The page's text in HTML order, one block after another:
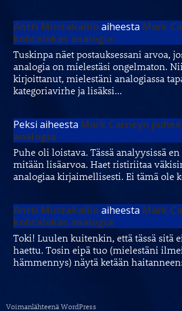
Antti Mustakallioaiheesta Mark
kohtalokas analogia
Tuskinpa näet postauksessani arvoa,
analogia on mielestäsi ongelmaton.
kirjoittanut, mielestäni analogiassa
kategoriavirhe ja lisäksi…
Peksi aiheesta Mark Carneyn
analogia
Puhe oli loistava. Tässä analyysissä
mitään lisäarvoa. Haet ristiriitaa
analogiaa kirjaimellisesti. Ei tämä ole
Antti Mustakallioaiheesta Mark
kohtalokas analogia
Toki! Luulen kuitenkin, että tässä sitä
haettu. Tosin eipä tuo (mielestäni
hämmennys) näytä ketään
Voimanlähteenä WordPress